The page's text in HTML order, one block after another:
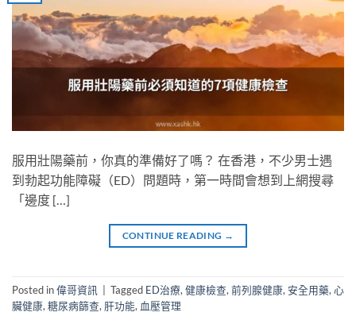
服用壯陽藥前，你真的準備好了嗎？ 在香港，不少男士遇
到勃起功能障礙（ED）問題時，第一時間會想到上網搜尋
「邊度 […]
CONTINUE READING →
Posted in偉哥資訊 Tagged ED治療,健康檢查,前列腺健康,安全用藥,心
臟健康,糖尿病篩查, 肝功能, 血壓管理